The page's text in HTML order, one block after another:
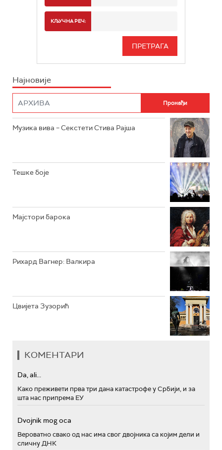
РАДИО БЕОГРАД 3
РАДИО РОКЕНРОЛЕР
РАДИО ЏЕЗЕР
ИНФО
КЉУЧНА РЕЧ:
Најновије
Музика вива – Секстети Стива Рајша
Тешке боје
Мајстори барока
Рихард Вагнер: Валкира
Цвијета Зузорић
КОМЕНТАРИ
Da, ali...
Како преживети прва три дана катастрофе у Србији, и за
шта нас припрема ЕУ
Dvojnik mog oca
Вероватно свако од нас има свог двојника са којим дели и
сличну ДНК